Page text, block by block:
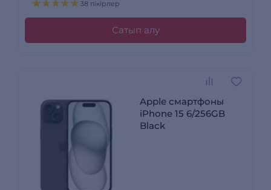
38 пікірлер
Сатып алу
Apple смартфоны
iPhone 15 6/256GB
Black